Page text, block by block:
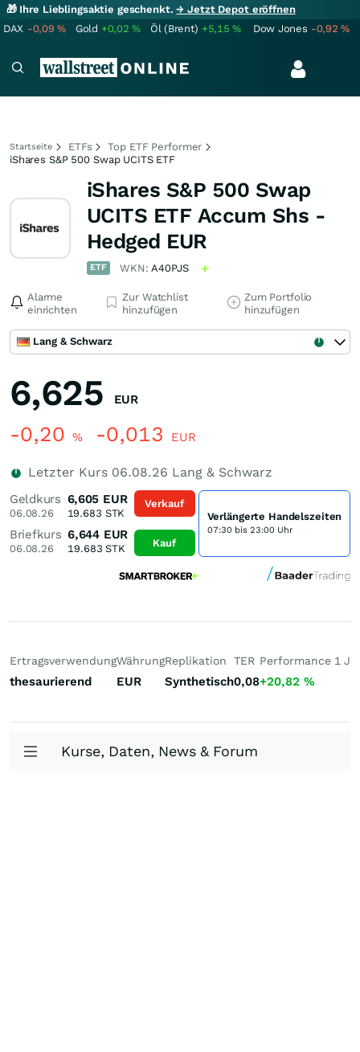
🎁 Ihre Lieblingsaktie geschenkt.→ Jetzt Depot eröffnen
DAX -0,09% Gold +0,02% Öl (Brent) +5,15% Dow Jones -0,92%
Startseite ETFs
Top ETF Performer
iShares S&P 500 Swap UCITS ETF
iShares S&P 500 Swap
UCITS ETF Accum Shs -
Hedged EUR
ETF WKN:A40PJS
Alarme
einrichten
Zur Watchlist
hinzufügen
Zum Portfolio
hinzufügen
Lang & Schwarz
6,625 EUR
-0,20 % -0,013 EUR
Letzter Kurs 06.08.26 Lang & Schwarz
Geldkurs
06.08.26
6,605 EUR
19.683 STK
Briefkurs
06.08.26
6,644 EUR
19.683 STK
Verkauf
Kauf
Verlängerte Handelszeiten
07:30 bis 23:00 Uhr
Ertragsverwendung
thesaurierend
Währung
EUR
Replikation
Synthetisch
TER
0,08
Performance 1 J
+20,82 %
Kurse, Daten, News & Forum